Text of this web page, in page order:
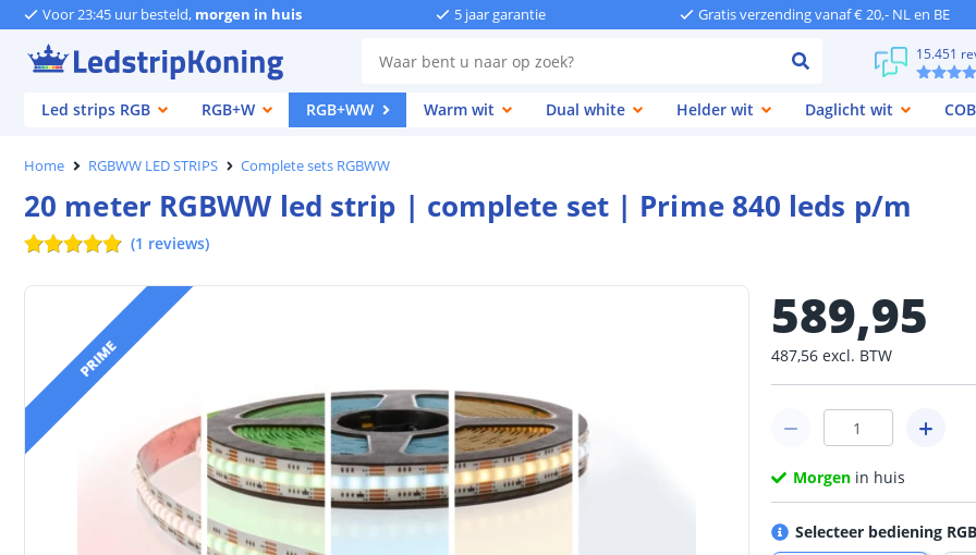
Voor 23:45 uur besteld, morgen in huis 5 jaar garantie Gratis verzending vanaf € 20,- NL en BE
15.451
Led strips RGB
RGB+W RGB+WW Warm wit Dual white Helder wit Daglicht wit COB
Home RGBWW LED STRIPS Complete sets RGBWW
20 meter RGBWW led strip | complete set | Prime 840 leds p/m
(1 reviews)
PRIME
589,95
487,56 excl. BTW
Morgen in huis
Selecteer bediening